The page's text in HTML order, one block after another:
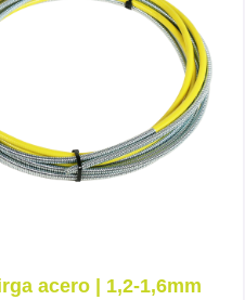
acero | 1,2-1,6mm